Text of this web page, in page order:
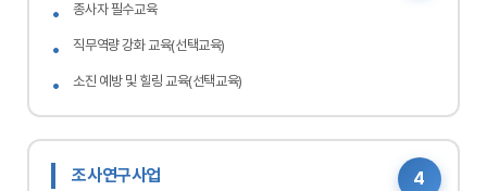
종사자 필수교육
직무역량 강화 교육(선택교육)
소진 예방 및 힐링 교육(선택교육)
4
조사연구사업